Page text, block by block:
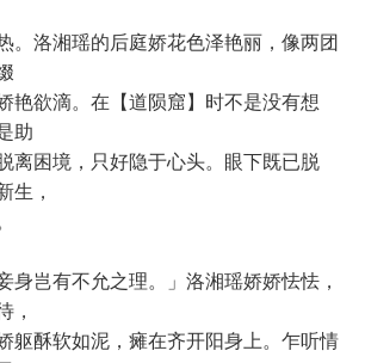
洛湘瑶的后庭娇花色泽艳丽，像两团
艳欲滴。在【道陨窟】时不是没有想
助
离困境，只好隐于心头。眼下既已脱
生，
岂有不允之理。」洛湘瑶娇娇怯怯，
，
躯酥软如泥，瘫在齐开阳身上。乍听情